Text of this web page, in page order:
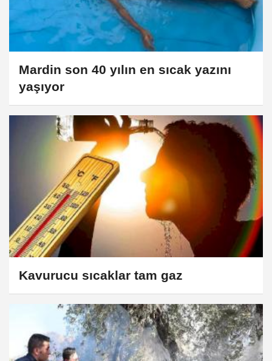
Mardin son 40 yılın en sıcak yazını
yaşıyor
Kavurucu sıcaklar tam gaz